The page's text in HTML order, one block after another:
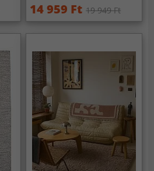
14 959 Ft 19 949 Ft